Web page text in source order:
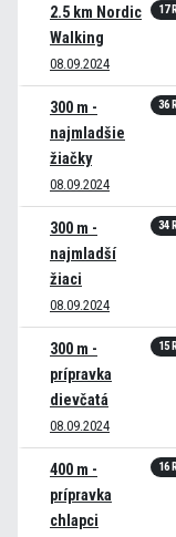
2.5 km Nordic
Walking
08.09.2024
17
300 m -
najmladšie
žiačky
08.09.2024
36
300 m -
najmladší
žiaci
08.09.2024
34
300 m -
prípravka
dievčatá
08.09.2024
15
400 m -
prípravka
chlapci
16